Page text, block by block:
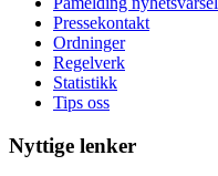
Pressekontakt
Ordninger
Regelverk
Statistikk
Tips oss
Nyttige lenker